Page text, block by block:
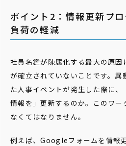
ポイント2：情報更新プ
負荷の軽減
社員名鑑が陳腐化する最大の原因
が確立されていないことです。異
た人事イベントが発生した際に
情報を」更新するのか。このワー
なくてはなりません。
例えば、Googleフォームを情報